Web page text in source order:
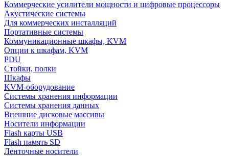
Коммерческие усилители мощности и цифровые процессоры
Акустические системы
Для коммерческих инсталляций
Портативные системы
Коммуникационные шкафы, KVM
Опции к шкафам, KVM
PDU
Стойки, полки
Шкафы
KVM-оборудование
Системы хранения информации
Системы хранения данных
Внешние дисковые массивы
Носители информации
Flash карты USB
Flash память SD
Ленточные носители